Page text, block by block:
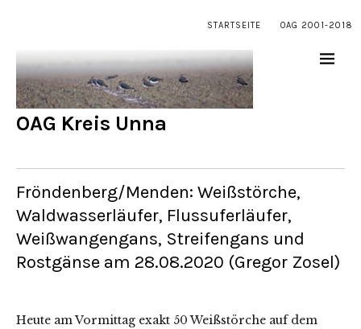
STARTSEITE OAG 2001-2018
OAG Kreis Unna
Fröndenberg/Menden: Weißstörche,
Waldwasserläufer, Flussuferläufer,
Weißwangengans, Streifengans und
Rostgänse am 28.08.2020 (Gregor Zosel)
Heute am Vormittag exakt 50 Weißstörche auf dem